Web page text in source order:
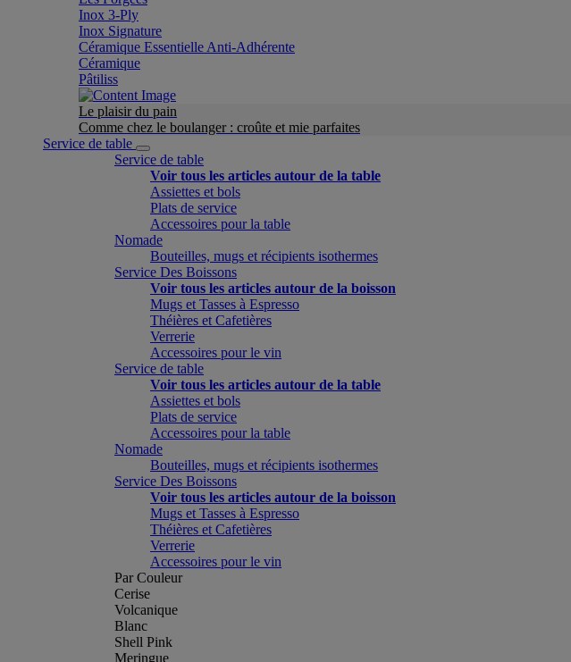
Inox 3-Ply
Inox Signature
Céramique Essentielle Anti-Adhérente
Céramique
Pâtiliss
Le plaisir du pain
Comme chez le boulanger : croûte et mie parfaites
Service de table
Service de table
Voir tous les articles autour de la table
Assiettes et bols
Plats de service
Accessoires pour la table
Nomade
Bouteilles, mugs et récipients isothermes
Service Des Boissons
Voir tous les articles autour de la boisson
Mugs et Tasses à Espresso
Théières et Cafetières
Verrerie
Accessoires pour le vin
Service de table
Voir tous les articles autour de la table
Assiettes et bols
Plats de service
Accessoires pour la table
Nomade
Bouteilles, mugs et récipients isothermes
Service Des Boissons
Voir tous les articles autour de la boisson
Mugs et Tasses à Espresso
Théières et Cafetières
Verrerie
Accessoires pour le vin
Par Couleur
Cerise
Volcanique
Blanc
Shell Pink
Meringue